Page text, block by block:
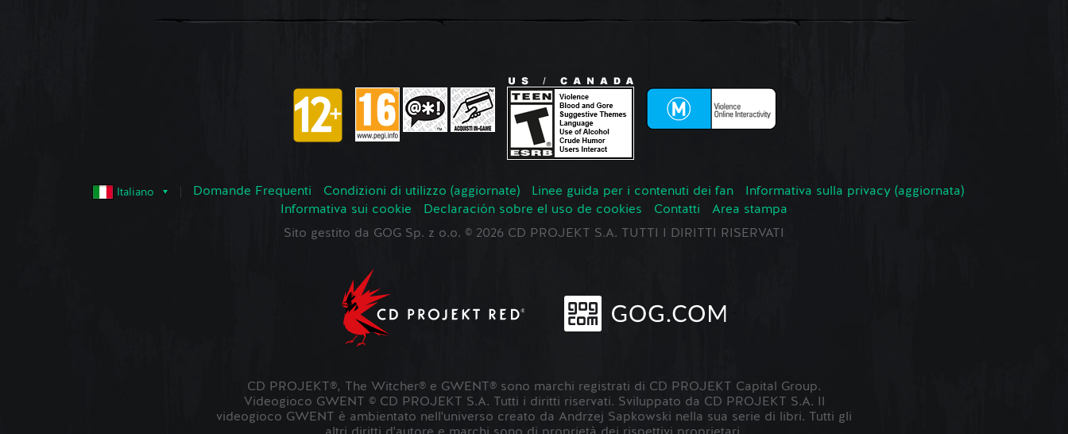
Italiano Domande Frequenti Condizioni di utilizzo (aggiornate) Linee guida per i contenuti dei fan
Informativa sulla privacy (aggiornata)
Informativa sui cookie
Declaración sobre el uso de cookies Contatti
Area stampa
Sito gestito da GOG Sp. z o.o. © 2026 CD PROJEKT S.A. TUTTI I DIRITTI RISERVATI
CD PROJEKT®, The Witcher® e GWENT® sono marchi registrati di CD PROJEKT Capital Group.
Videogioco GWENT © CD PROJEKT S.A. Tutti i diritti riservati. Sviluppato da CD PROJEKT S.A. Il
videogioco GWENT è ambientato nell'universo creato da Andrzej Sapkowski nella sua serie di libri. Tutti gli